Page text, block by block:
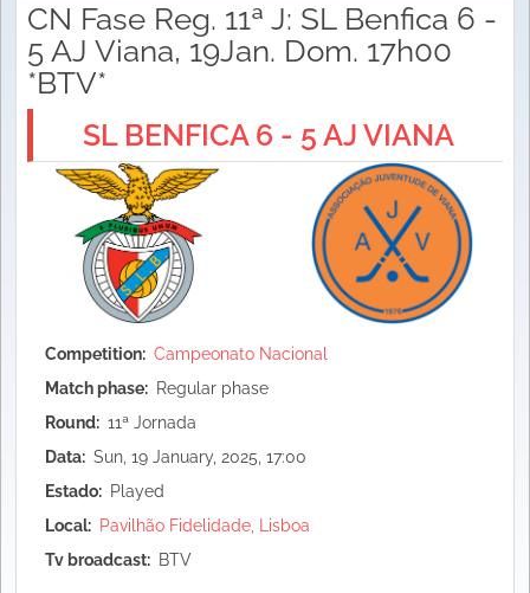
CN Fase Reg. 11ª J: SL Benfica 6 -
5 AJ Viana, 19Jan. Dom. 17h00
*BTV*
SL BENFICA 6 - 5 AJ VIANA
Competition
Campeonato Nacional
Match phase
Regular phase
Round
11ª Jornada
Data
Sun, 19 January, 2025, 17:00
Estado
Played
Local
Pavilhão Fidelidade, Lisboa
Tv broadcast
BTV